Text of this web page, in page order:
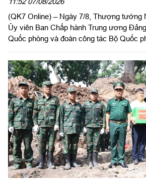
lại doanh nghiệp
(QK7 Online) – Ngày 7/8, Thượng tướng
Ủy viên Ban Chấp hành Trung ương
Quốc phòng và đoàn công tác Bộ Quốc
chức cơ cấu lại doanh nghiệp. Thiếu
viên Thường vụ Đảng ủy, Phó Tư lệnh